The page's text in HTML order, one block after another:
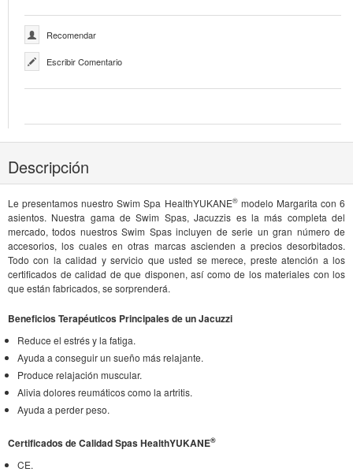
Recomendar
Escribir Comentario
Descripción
Le presentamos nuestro Swim Spa HealthYUKANE®modelo Margarita con 6
asientos. Nuestra gama de Swim Spas, Jacuzzis es la más completa del
mercado, todos nuestros Swim Spas incluyen de serie un gran número de
accesorios, los cuales en otras marcas ascienden a precios desorbitados.
Todo con la calidad y servicio que usted se merece, preste atención a los
certificados de calidad de que disponen, así como de los materiales con los
que están fabricados, se sorprenderá.
Beneficios Terapéuticos Principales de un Jacuzzi
Reduce el estrés y la fatiga.
Ayuda a conseguir un sueño más relajante.
Produce relajación muscular.
Alivia dolores reumáticos como la artritis.
Ayuda a perder peso.
Certificados de Calidad Spas HealthYUKANE®
CE.